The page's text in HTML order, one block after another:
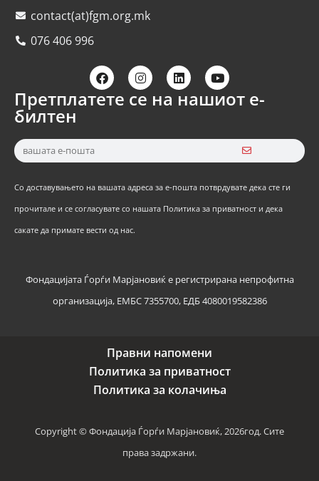
contact(at)fgm.org.mk
076 406 996
Претплатете се на нашиот е-
билтен
Со доставувањето на вашата адреса за е-пошта потврдувате дека сте ги
прочитале и се согласувате со нашата Политика за приватност и дека
сакате да примате вести од нас.
Фондацијата Ѓорѓи Марјановиќ е регистрирана непрофитна
организација, ЕМБС 7355700, ЕДБ 4080019582386
Правни напомени
Политика за приватност
Политика за колачиња
Copyright © Фондација Ѓорѓи Марјановиќ, 2026год. Сите
права задржани.